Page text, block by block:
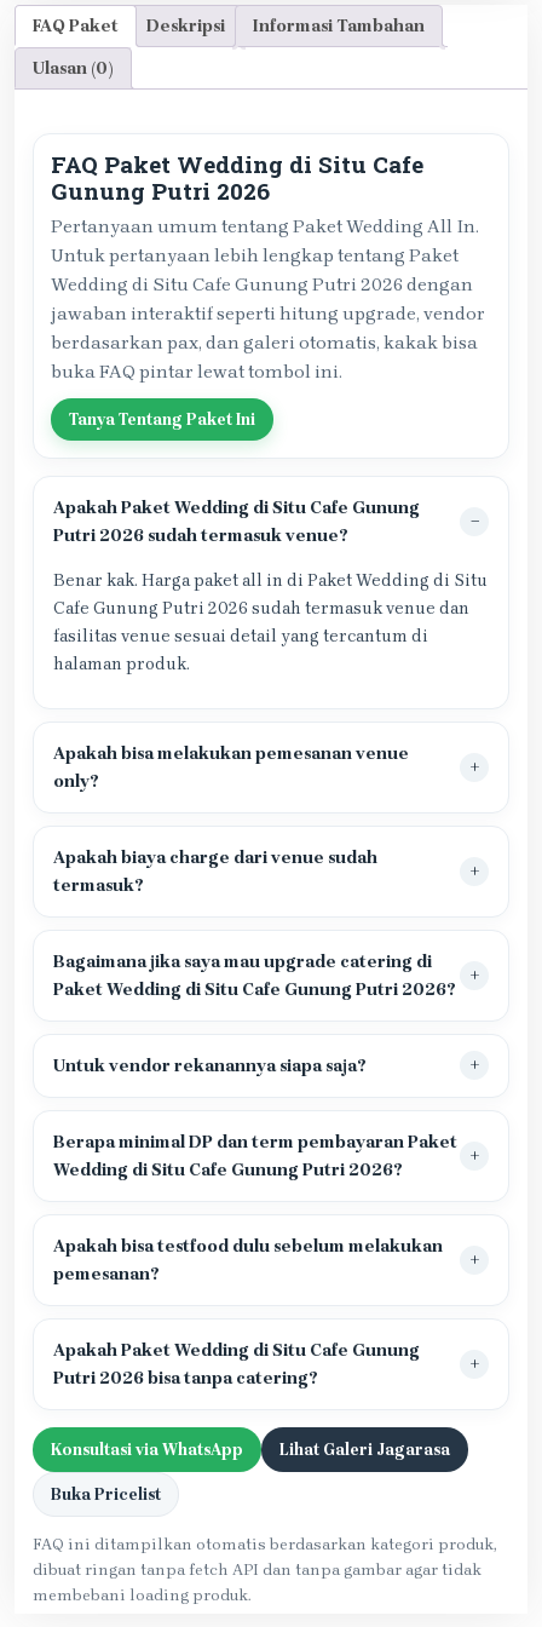
FAQ Paket Deskripsi Informasi Tambahan
Ulasan (0)
FAQ Paket Wedding di Situ Cafe
Gunung Putri 2026
Pertanyaan umum tentang Paket Wedding All In.
Untuk pertanyaan lebih lengkap tentang Paket
Wedding di Situ Cafe Gunung Putri 2026 dengan
jawaban interaktif seperti hitung upgrade, vendor
berdasarkan pax, dan galeri otomatis, kakak bisa
buka FAQ pintar lewat tombol ini.
Tanya Tentang Paket Ini
Apakah Paket Wedding di Situ Cafe Gunung
Putri 2026 sudah termasuk venue?
Benar kak. Harga paket all in di Paket Wedding di Situ
Cafe Gunung Putri 2026 sudah termasuk venue dan
fasilitas venue sesuai detail yang tercantum di
halaman produk.
Apakah bisa melakukan pemesanan venue
only?
Apakah biaya charge dari venue sudah
termasuk?
Bagaimana jika saya mau upgrade catering di
Paket Wedding di Situ Cafe Gunung Putri 2026?
Untuk vendor rekanannya siapa saja?
Berapa minimal DP dan term pembayaran Paket
Wedding di Situ Cafe Gunung Putri 2026?
Apakah bisa testfood dulu sebelum melakukan
pemesanan?
Apakah Paket Wedding di Situ Cafe Gunung
Putri 2026 bisa tanpa catering?
Konsultasi via WhatsApp Lihat Galeri Jagarasa
Buka Pricelist
FAQ ini ditampilkan otomatis berdasarkan kategori produk,
dibuat ringan tanpa fetch API dan tanpa gambar agar tidak
membebani loading produk.